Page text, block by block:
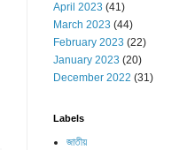
April 2023 (41)
March 2023 (44)
February 2023 (22)
January 2023 (20)
December 2022 (31)
Labels
জাতীয়